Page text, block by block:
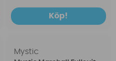
Köp!
Mystic